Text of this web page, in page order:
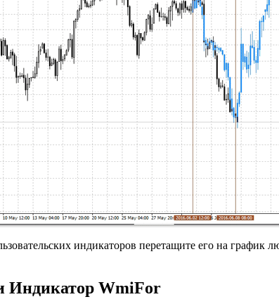
индикаторов перетащите его на график
Индикатор WmiFor